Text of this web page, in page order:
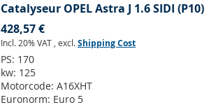
Catalyseur OPEL Astra J 1.6 SIDI (P10)
428,57 €
Incl. 20% VAT , excl.Shipping Cost
PS: 170
kw: 125
Motorcode: A16XHT
Euronorm: Euro 5